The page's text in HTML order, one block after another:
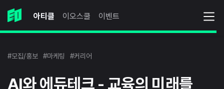
아티클 이오스쿨 이벤트
#모집/홍보 #마케팅 #커리어
AI와 에듀테크 - 교육의 미래를